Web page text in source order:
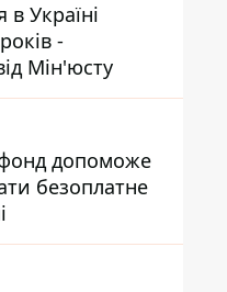
в Україні
-
Мін'юсту
допоможе
безоплатне